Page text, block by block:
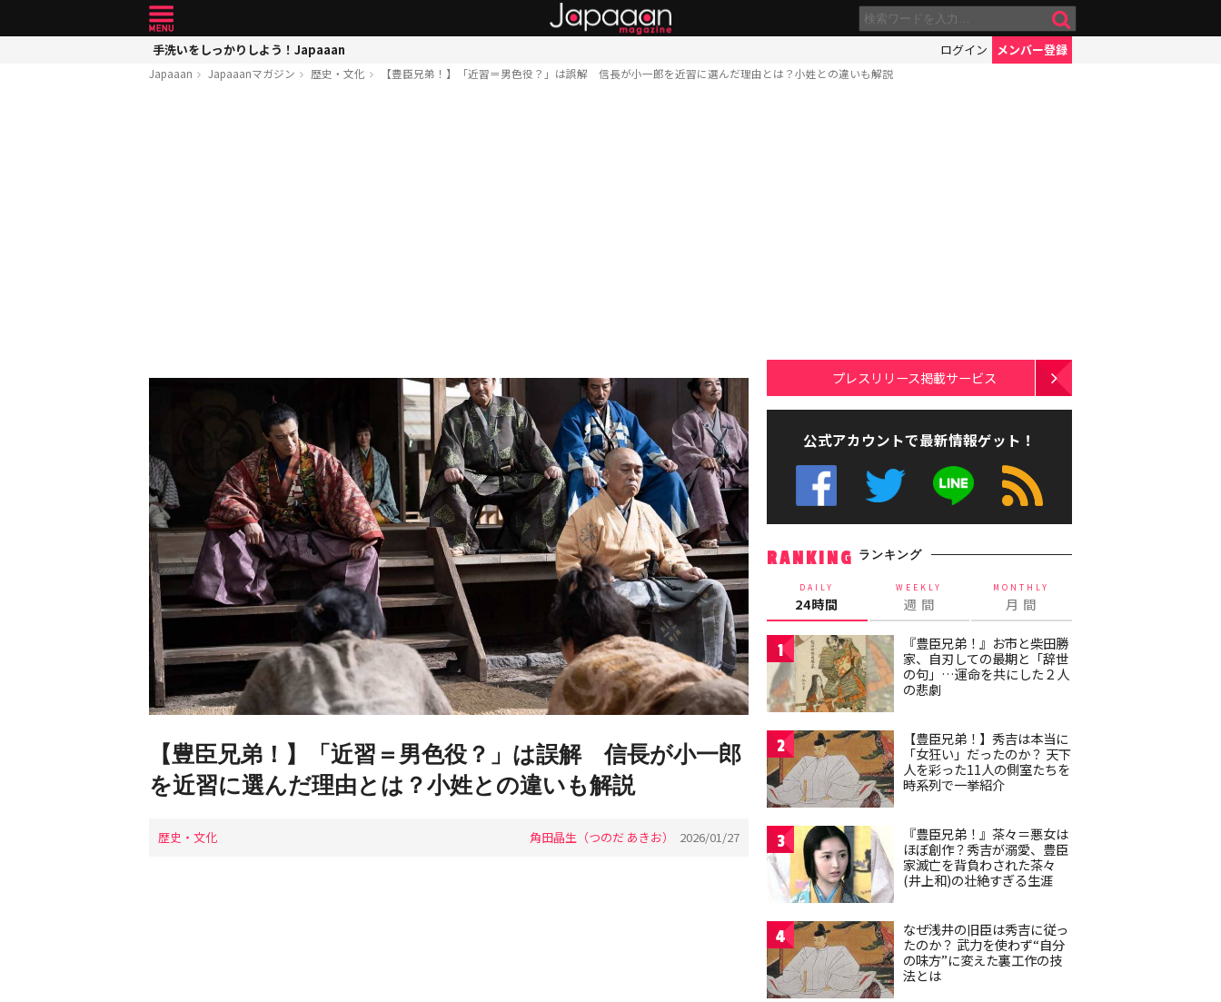
手洗いをしっかりしよう！Japaaan ログイン メンバー登録
Japaaan Japaaanマガジン 歴史・文化 【豊臣兄弟！】「近習＝男色役？」は誤解 信長が小一郎を近習に選んだ理由とは？小姓との違いも解説
【豊臣兄弟！】「近習＝男色役？」は誤解 信長が小一郎
を近習に選んだ理由とは？小姓との違いも解説
歴史・文化 角田晶生（つのだ あきお） 2026/01/27
プレスリリース掲載サービス
公式アカウントで最新情報ゲット！
RANKING ランキング
DAILY
24時間
WEEKLY
週 間
MONTHLY
月 間
1
『豊臣兄弟！』お市と柴田勝
家、自刃しての最期と「辞世
の句」…運命を共にした２人
の悲劇
2
【豊臣兄弟！】秀吉は本当に
「女狂い」だったのか？ 天下
人を彩った11人の側室たちを
時系列で一挙紹介
3
『豊臣兄弟！』茶々＝悪女は
ほぼ創作？秀吉が溺愛、豊臣
家滅亡を背負わされた茶々
(井上和)の壮絶すぎる生涯
4
なぜ浅井の旧臣は秀吉に従っ
たのか？ 武力を使わず“自分
の味方”に変えた裏工作の技
法とは